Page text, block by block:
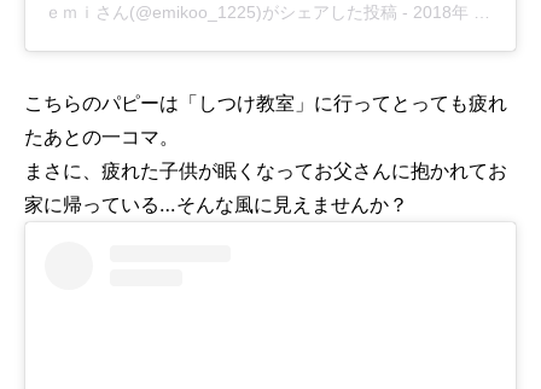
ｅｍｉさん(@emikoo_1225)がシェアした投稿 - 2018年 8月月18日午後4時23分PDT
こちらのパピーは「しつけ教室」に行ってとっても疲れ
たあとの一コマ。
まさに、疲れた子供が眠くなってお父さんに抱かれてお
家に帰っている…そんな風に見えませんか？